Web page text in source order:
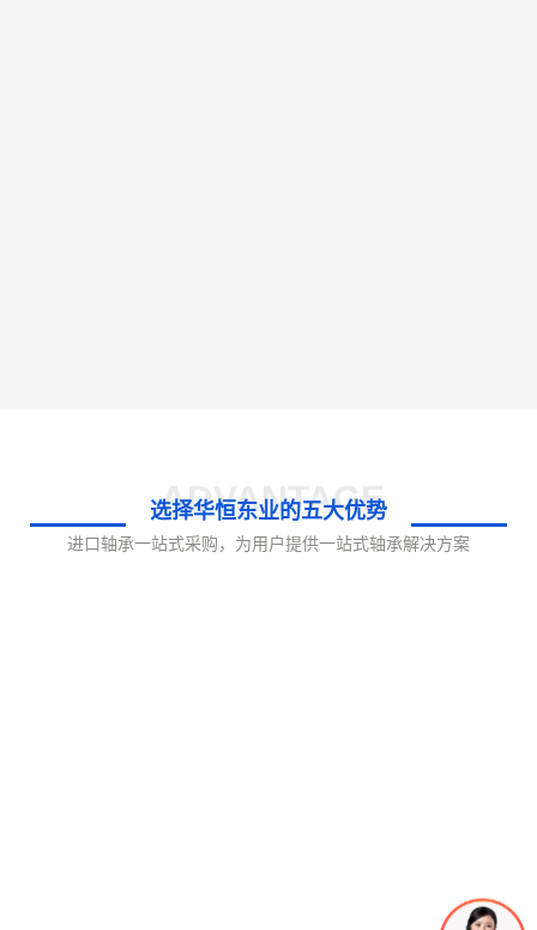
选择华恒东业的五大优势
ADVANTAGE
进口轴承一站式采购，为用户提供一站式轴承解决方案